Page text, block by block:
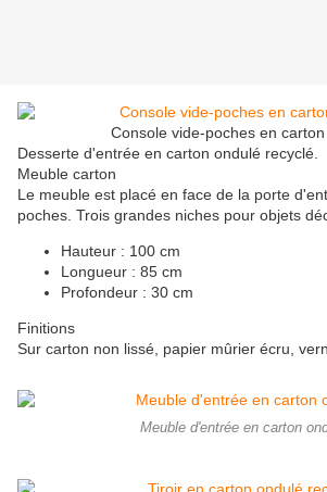
Console vide-poches en
Desserte d'entrée en carton ondulé recyclé.
Meuble carton
Le meuble est placé en face de la porte
poches. Trois grandes niches pour objets
Hauteur : 100 cm
Longueur : 85 cm
Profondeur : 30 cm
Finitions
Sur carton non lissé, papier mûrier écru,
Meuble d'entrée en carton